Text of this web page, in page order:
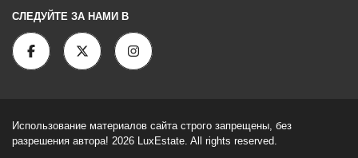
СЛЕДУЙТЕ ЗА НАМИ В
Использование материалов сайта строго запрещены, без
разрешения автора! 2026 LuxEstate. All rights reserved.